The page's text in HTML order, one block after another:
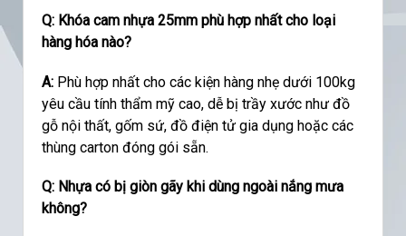
Q: Khóa cam nhựa 25mm phù hợp nhất cho loại
hàng hóa nào?
A: Phù hợp nhất cho các kiện hàng nhẹ dưới 100kg
yêu cầu tính thẩm mỹ cao, dễ bị trầy xước như đồ
gỗ nội thất, gốm sứ, đồ điện tử gia dụng hoặc các
thùng carton đóng gói sẵn.
Q: Nhựa có bị giòn gãy khi dùng ngoài nắng mưa
không?